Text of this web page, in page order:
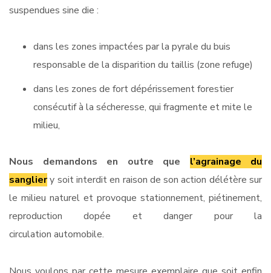
suspendues sine die :
dans les zones impactées par la pyrale du buis
responsable de la disparition du taillis (zone refuge)
dans les zones de fort dépérissement forestier
consécutif à la sécheresse, qui fragmente et mite le
milieu,
Nous demandons en outre que l’agrainage du
sangliery soit interdit en raison de son action délétère sur
le milieu naturel et provoque stationnement, piétinement,
reproduction dopée et danger pour la
circulation automobile.